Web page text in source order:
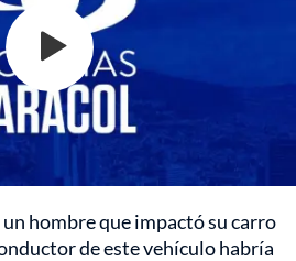
hombre que impactó su carro
de este vehículo habría